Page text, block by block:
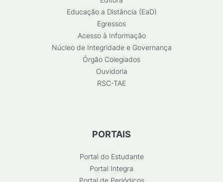
Educação a Distância (EaD)
Egressos
Acesso à Informação
Núcleo de Integridade e Governança
Órgão Colegiados
Ouvidoria
RSC-TAE
PORTAIS
Portal do Estudante
Portal Integra
Portal de Periódicos